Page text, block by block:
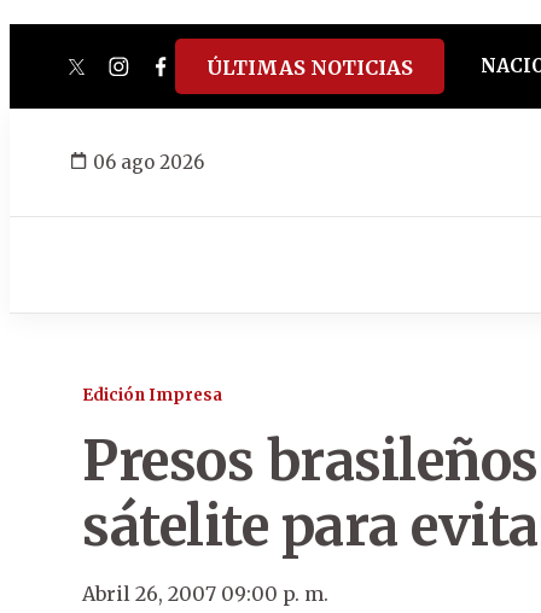
twitterinstagram
facebook
tiktokyoutube
spotify
ÚLTIMAS NOTICIAS
06 ago 2026
Edición Impresa
Presos
sátelite para
Abril 26, 2007 09:00 p. m.